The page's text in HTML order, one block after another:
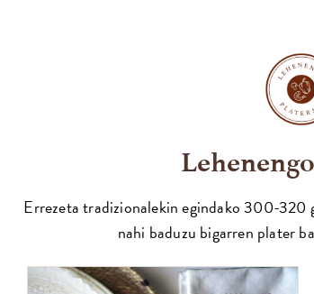
Errezeta tradizionalekin egindako 300-320
nahi baduzu bigarren plater